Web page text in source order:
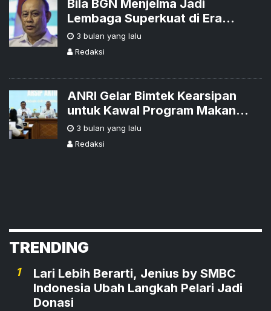
Bila BGN Menjelma Jadi
Lembaga Superkuat di Era
Prabowo
3 bulan yang lalu
Redaksi
ANRI Gelar Bimtek Kearsipan
untuk Kawal Program Makan
Bergizi Gratis
3 bulan yang lalu
Redaksi
TRENDING
1
Lari Lebih Berarti, Jenius by SMBC
Indonesia Ubah Langkah Pelari Jadi
Donasi